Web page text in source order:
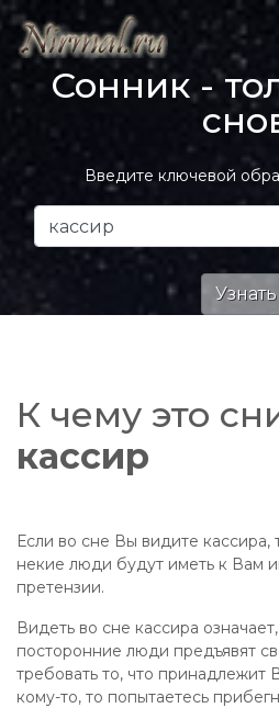
Сонник -
Введите ключевой
К чему это
кассир
Если во сне Вы видите кассира,
некие люди будут иметь к Вам
претензии.
Видеть во сне кассира
посторонние люди предъявят
требовать то, что
кому-то, то попытаетесь